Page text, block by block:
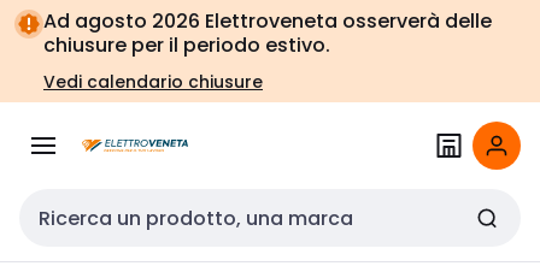
Vai alla
navigazione
Vai
alla
pagina
Ad agosto 2026 Elettroveneta osserverà delle
chiusure per il periodo estivo.
Vedi calendario chiusure
Cerca input